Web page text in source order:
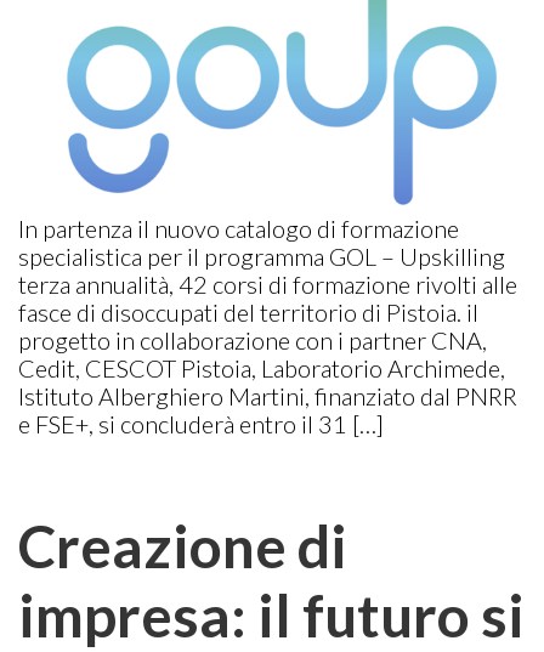
In partenza il nuovo catalogo di formazione
specialistica per il programma GOL – Upskilling
terza annualità, 42 corsi di formazione rivolti alle
fasce di disoccupati del territorio di Pistoia. il
progetto in collaborazione con i partner CNA,
Cedit, CESCOT Pistoia, Laboratorio Archimede,
Istituto Alberghiero Martini, finanziato dal PNRR
e FSE+, si concluderà entro il 31 […]
Creazione di
impresa: il futuro si